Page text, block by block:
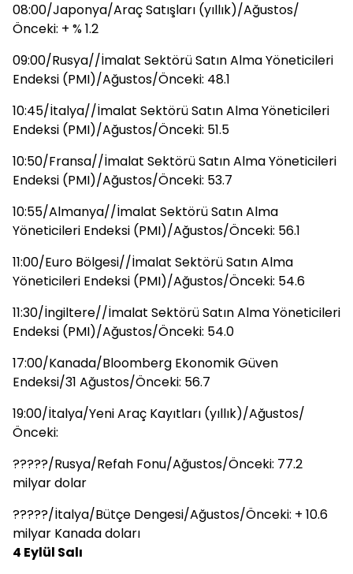
08:00/Japonya/Araç Satışları (yıllık)/Ağustos/
Önceki: + % 1.2
09:00/Rusya//İmalat Sektörü Satın Alma Yöneticileri
Endeksi (PMI)/Ağustos/Önceki: 48.1
10:45/İtalya//İmalat Sektörü Satın Alma Yöneticileri
Endeksi (PMI)/Ağustos/Önceki: 51.5
10:50/Fransa//İmalat Sektörü Satın Alma Yöneticileri
Endeksi (PMI)/Ağustos/Önceki: 53.7
10:55/Almanya//İmalat Sektörü Satın Alma
Yöneticileri Endeksi (PMI)/Ağustos/Önceki: 56.1
11:00/Euro Bölgesi//İmalat Sektörü Satın Alma
Yöneticileri Endeksi (PMI)/Ağustos/Önceki: 54.6
11:30/İngiltere//İmalat Sektörü Satın Alma Yöneticileri
Endeksi (PMI)/Ağustos/Önceki: 54.0
17:00/Kanada/Bloomberg Ekonomik Güven
Endeksi/31 Ağustos/Önceki: 56.7
19:00/İtalya/Yeni Araç Kayıtları (yıllık)/Ağustos/
Önceki:
?????/Rusya/Refah Fonu/Ağustos/Önceki: 77.2
milyar dolar
?????/İtalya/Bütçe Dengesi/Ağustos/Önceki: + 10.6
milyar Kanada doları
4 Eylül Salı